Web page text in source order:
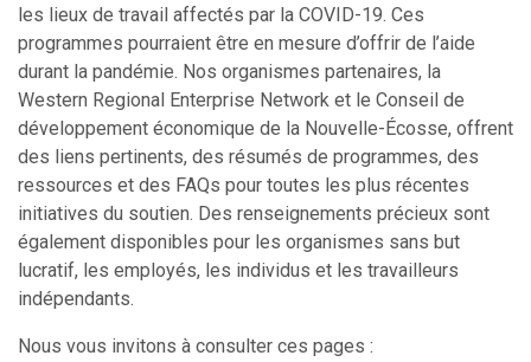
les lieux de travail affectés par la COVID-19. Ces
programmes pourraient être en mesure d’offrir de l’aide
durant la pandémie. Nos organismes partenaires, la
Western Regional Enterprise Network et le Conseil de
développement économique de la Nouvelle-Écosse, offrent
des liens pertinents, des résumés de programmes, des
ressources et des FAQs pour toutes les plus récentes
initiatives du soutien. Des renseignements précieux sont
également disponibles pour les organismes sans but
lucratif, les employés, les individus et les travailleurs
indépendants.
Nous vous invitons à consulter ces pages :